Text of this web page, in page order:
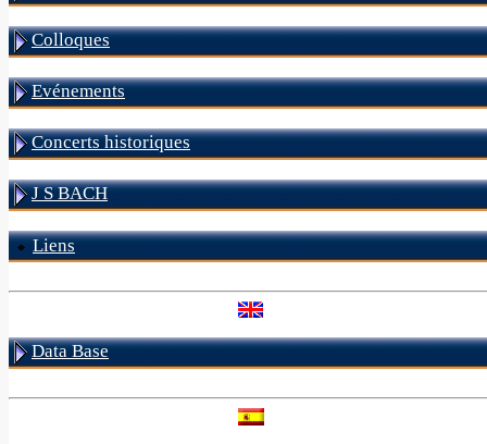
Colloques
Evénements
Concerts historiques
J S BACH
Liens
Data Base